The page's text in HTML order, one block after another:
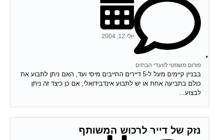
פורום משפטי לוועדי הבתים
יולי 12, 2004
בבניין קיימים מעל ל-5 דיירים החייבים מיסי ועד, האם ניתן לתבוע את
כולם בתביעה אחת או יש לתבוע אינדבידואלי, אם כן כיצד זה ניתן
לבצוע...
נזק של דייר לרכוש המשותף